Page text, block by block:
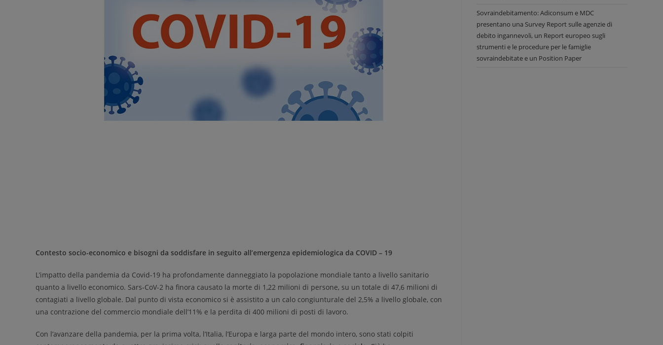
Contesto socio-economico e bisogni da soddisfare in seguito all’emergenza epidemiologica da COVID – 19
L’impatto della pandemia da Covid-19 ha profondamente danneggiato la popolazione mondiale tanto a livello sanitario
quanto a livello economico. Sars-CoV-2 ha finora causato la morte di 1,22 milioni di persone, su un totale di 47,6 milioni di
contagiati a livello globale. Dal punto di vista economico si è assistito a un calo congiunturale del 2,5% a livello globale, con
una contrazione del commercio mondiale dell’11% e la perdita di 400 milioni di posti di lavoro.
Con l’avanzare della pandemia, per la prima volta, l’Italia, l’Europa e larga parte del mondo intero, sono stati colpiti
Sovraindebitamento: Adiconsum e MDC
presentano una Survey Report sulle agenzie di
debito ingannevoli, un Report europeo sugli
strumenti e le procedure per le famiglie
sovraindebitate e un Position Paper